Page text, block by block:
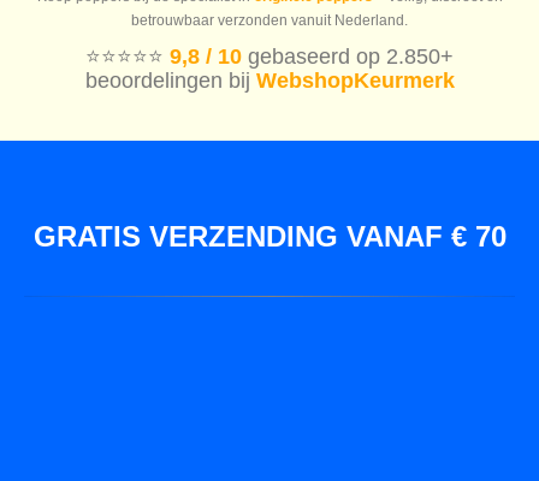
betrouwbaar verzonden vanuit Nederland.
⭐️⭐️⭐️⭐️⭐️ 9,8 / 10 gebaseerd op 2.850+
beoordelingen bij WebshopKeurmerk
GRATIS VERZENDING VANAF € 70